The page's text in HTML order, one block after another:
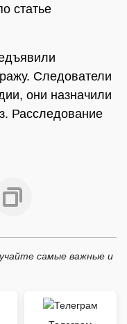
статье
Следователи
они назначили
Расследование
самые важные и